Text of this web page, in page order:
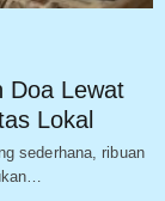
Doa Lewat
Lokal
sederhana, ribuan